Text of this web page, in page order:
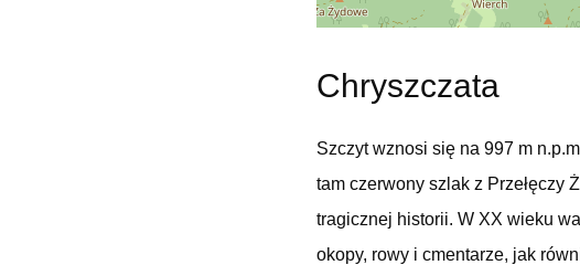
Chryszczata
Szczyt wznosi się na 997 m
tam czerwony szlak z Przełęczy
tragicznej historii. W XX wieku
okopy, rowy i cmentarze, jak